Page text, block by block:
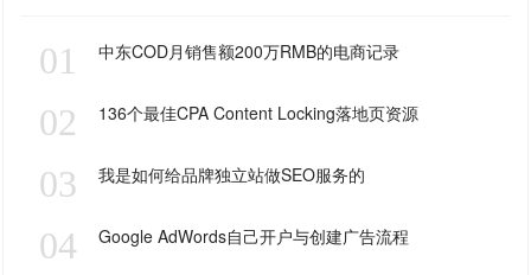
01 中东COD月销售额200万RMB的电商记录
02 136个最佳CPA Content Locking落地页资源
03 我是如何给品牌独立站做SEO服务的
04 Google AdWords自己开户与创建广告流程